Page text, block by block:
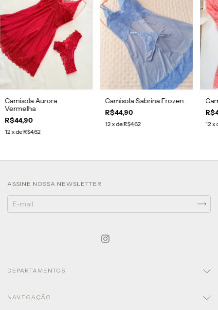
Camisola Aurora
Vermelha
R$44,90
12 x deR$4,62
Camisola Sabrina Frozen
R$44,90
12 x deR$4,62 12x
ASSINE NOSSA NEWSLETTER
DEPARTAMENTOS
NAVEGAÇÃO